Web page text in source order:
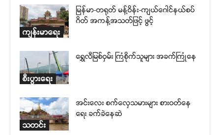
ကျန်းမာရေး
မြန်မာ-တရုတ် မန့်ဝိန်း-ကျယ်ဂေါင်နယ်စပ်
ဂိတ် အကန့်အသတ်ဖြင့် ဖွင့်
စီးပွားရေး
ရွှေလီမြစ်ဝှမ်း ကြံစိုက်သူများ အခက်ကြုံနေ
သတင်း
အင်းလေး စက်လှေသမားများ စားဝတ်နေ
ရေး ခက်ခဲနေဆဲ